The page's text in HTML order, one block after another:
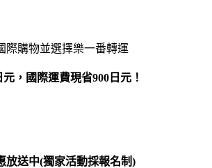
際購物並選擇樂一番轉運
，國際運費現省900日元！
放送中(獨家活動採報名制)